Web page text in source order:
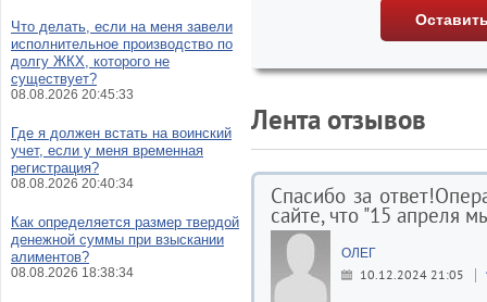
Лента отзывов
Спасибо за
сайте, что "15 апреля
ОЛЕГ
10.12.2024 21:05
Что делать, если на меня завели
исполнительное производство по
долгу ЖКХ, которого не
существует?
08.08.2026 20:45:33
Где я должен встать на воинский
учет, если у меня временная
регистрация?
08.08.2026 20:40:34
Как определяется размер твердой
денежной суммы при взыскании
алиментов?
08.08.2026 18:38:34